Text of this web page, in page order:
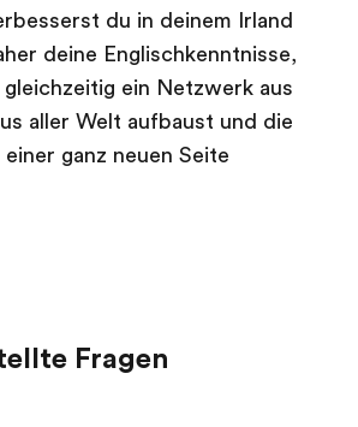
du in deinem Irland
deine Englischkenntnisse,
ein Netzwerk aus
aller Welt aufbaust und die
ganz neuen Seite
Fragen